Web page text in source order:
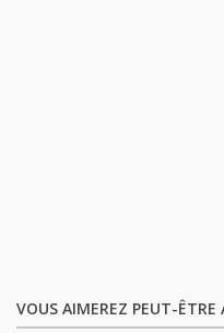
VOUS AIMEREZ PEUT-ÊTRE